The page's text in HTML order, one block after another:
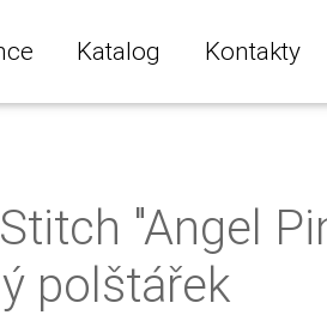
Katalog Kontakty
"Angel
polštářek